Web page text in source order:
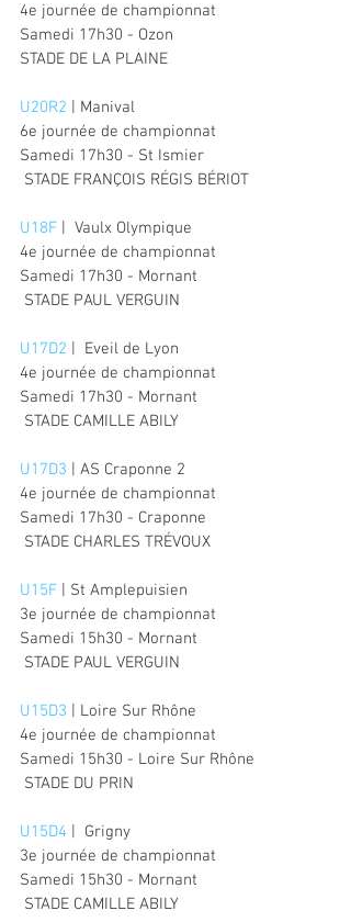
4e journée de championnat
Samedi 17h30 - Ozon
STADE DE LA PLAINE
U20R2 | Manival
6e journée de championnat
Samedi 17h30 - St Ismier
STADE FRANÇOIS RÉGIS BÉRIOT
U18F |  Vaulx Olympique
4e journée de championnat
Samedi 17h30 - Mornant
STADE PAUL VERGUIN
U17D2 |  Eveil de Lyon
4e journée de championnat
Samedi 17h30 - Mornant
STADE CAMILLE ABILY
U17D3 | AS Craponne 2
4e journée de championnat
Samedi 17h30 - Craponne
STADE CHARLES TRÉVOUX
U15F | St Amplepuisien
3e journée de championnat
Samedi 15h30 - Mornant
STADE PAUL VERGUIN
U15D3 | Loire Sur Rhône
4e journée de championnat
Samedi 15h30 - Loire Sur Rhône
STADE DU PRIN
U15D4 |  Grigny
3e journée de championnat
Samedi 15h30 - Mornant
STADE CAMILLE ABILY